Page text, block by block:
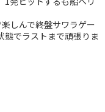
しんで終盤サワラゲー
態でラストまで頑張りま